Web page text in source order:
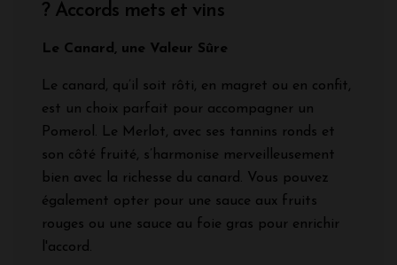
? Accords mets et vins
Le Canard, une Valeur Sûre
Le canard, qu’il soit rôti, en magret ou en confit,
est un choix parfait pour accompagner un
Pomerol. Le Merlot, avec ses tannins ronds et
son côté fruité, s’harmonise merveilleusement
bien avec la richesse du canard. Vous pouvez
également opter pour une sauce aux fruits
rouges ou une sauce au foie gras pour enrichir
l'accord.